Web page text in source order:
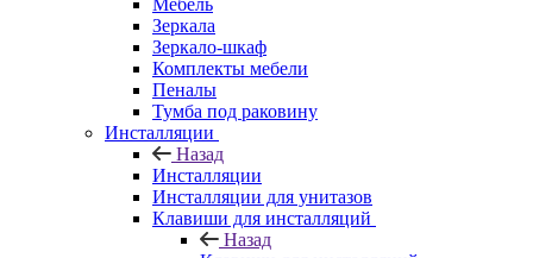
Мебель
Зеркала
Зеркало-шкаф
Комплекты мебели
Пеналы
Тумба под раковину
Инсталляции
Назад
Инсталляции
Инсталляции для унитазов
Клавиши для инсталляций
Назад